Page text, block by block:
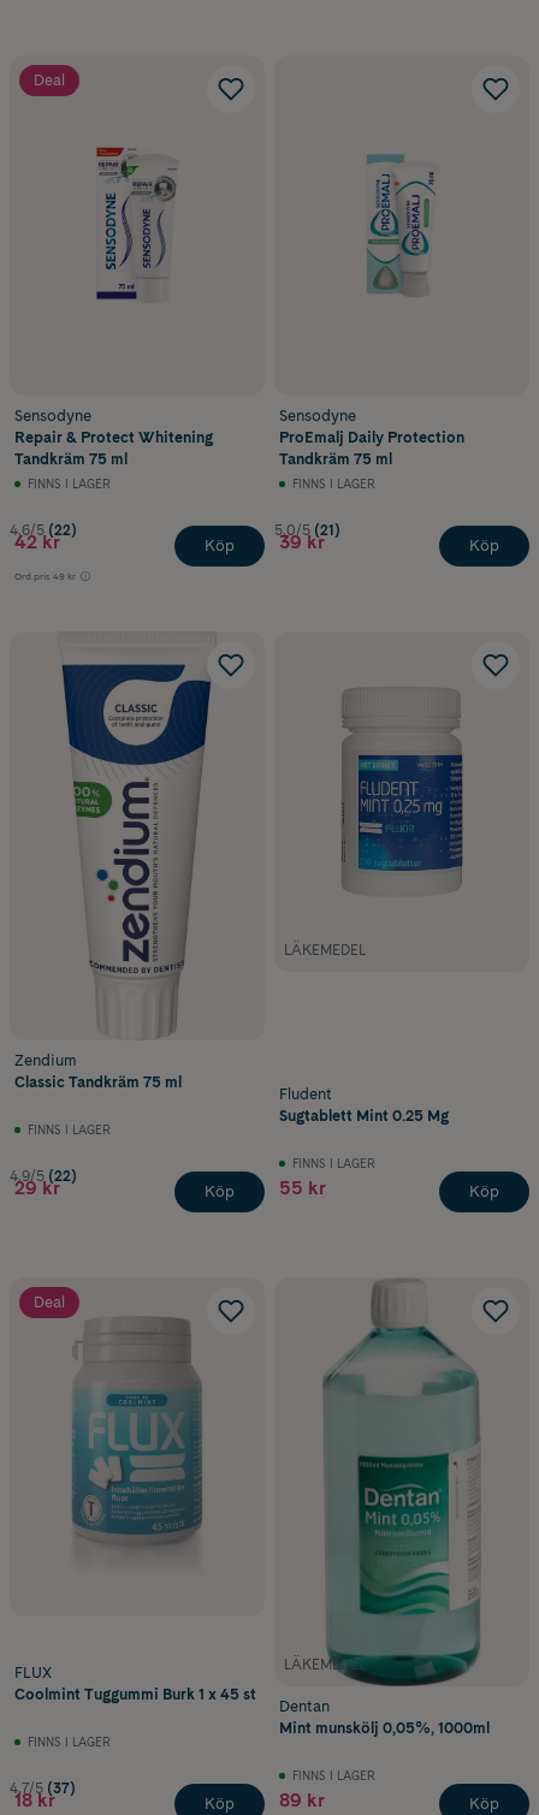
Deal
Sensodyne
Repair & Protect Whitening
Tandkräm 75 ml
FINNS I LAGER
4.6/5 (22)
42 kr
Ord.pris 49 kr
Köp
Sensodyne
ProEmalj Daily Protection
Tandkräm 75 ml
FINNS I LAGER
5.0/5 (21)
39 kr Köp
Zendium
Classic Tandkräm 75 ml
FINNS I LAGER
4.9/5 (22)
29 kr Köp
LÄKEMEDEL
Fludent
Sugtablett Mint 0.25 Mg
FINNS I LAGER
55 kr Köp
Deal
FLUX
Coolmint Tuggummi Burk 1 x 45 st
FINNS I LAGER
4.7/5 (37)
18 kr Köp
LÄKEMEDEL
Dentan
Mint munskölj 0,05%, 1000ml
FINNS I LAGER
89 kr Köp